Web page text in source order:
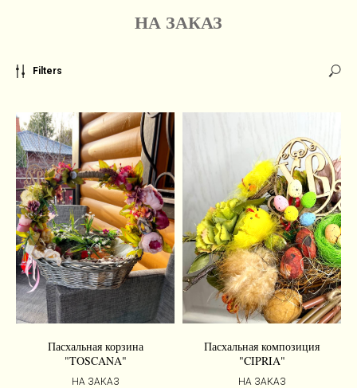
НА ЗАКАЗ
Filters
Пасхальная корзина
"TOSCANA"
НА ЗАКАЗ
Пасхальная композиция
"CIPRIA"
НА ЗАКАЗ